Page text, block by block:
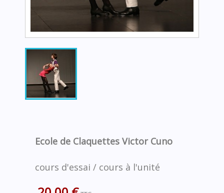
Ecole de Claquettes Victor Cuno
cours d'essai / cours à l'unité